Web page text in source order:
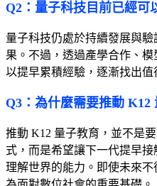
Q2：量子科技目前已經可
量子科技仍處於持續發展與
果。不過，透過產學合作、
以提早累積經驗，逐漸找出值
Q3：為什麼需要推動 K12
推動 K12 量子教育，並不是
式，而是希望讓下一代提早
理解世界的能力。即使未來